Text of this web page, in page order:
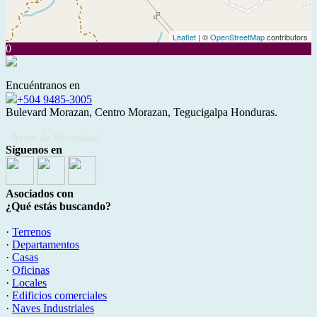
Leaflet | ©OpenStreetMapcontributors
0
Encuéntranos en
+504 9485-3005
Bulevard Morazan, Centro Morazan, Tegucigalpa Honduras.
Síguenos en
Asociados con
¿Qué estás buscando?
· Terrenos
· Departamentos
· Casas
· Oficinas
· Locales
· Edificios comerciales
· Naves Industriales